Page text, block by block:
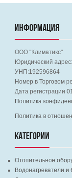
ИНФОРМАЦИЯ
ООО "Климатикс"
Юридический адрес:
УНП:192596864
Номер в Торговом
Дата регистрации
Политика
Политика в
КАТЕГОРИИ
Отопительное
Водонагреватели и